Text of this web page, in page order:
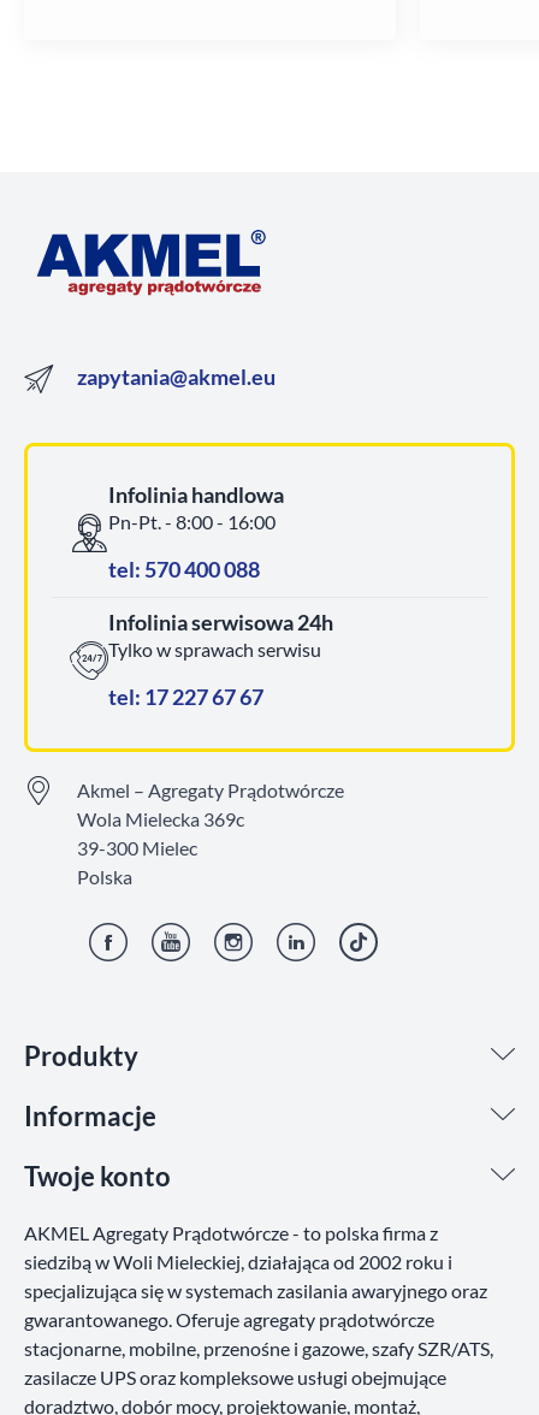
Produkty
Informacje
Twoje konto
zapytania@akmel.eu
Infolinia handlowa
Pn-Pt. - 8:00 - 16:00
tel: 570 400 088
Infolinia serwisowa 24h
Tylko w sprawach serwisu
tel: 17 227 67 67
Akmel – Agregaty Prądotwórcze
Wola Mielecka 369c
39-300 Mielec
Polska
AKMEL Agregaty Prądotwórcze - to polska firma z
siedzibą w Woli Mieleckiej, działająca od 2002 roku i
specjalizująca się w systemach zasilania awaryjnego oraz
gwarantowanego. Oferuje agregaty prądotwórcze
stacjonarne, mobilne, przenośne i gazowe, szafy SZR/ATS,
zasilacze UPS oraz kompleksowe usługi obejmujące
doradztwo, dobór mocy, projektowanie, montaż,